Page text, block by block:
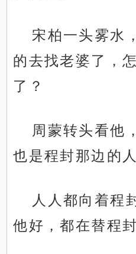
宋柏一头雾水
的去找老婆了，
了？
周蒙转头看他
也是程封那边的人
人人都向着程
他好，都在替程封